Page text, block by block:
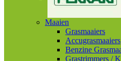
Maaien
Grasmaaiers
Accugrasmaaiers
Benzine
Grastrimmers /